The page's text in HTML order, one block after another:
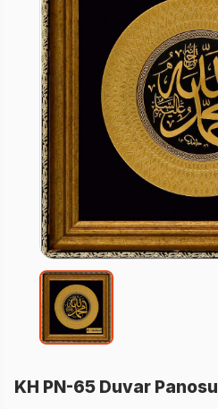
KH PN-65 Duvar Panosu